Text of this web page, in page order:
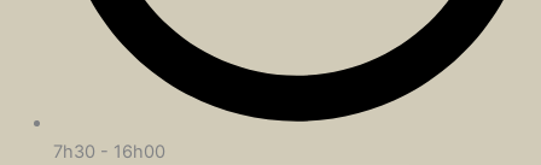
7h30 - 16h00